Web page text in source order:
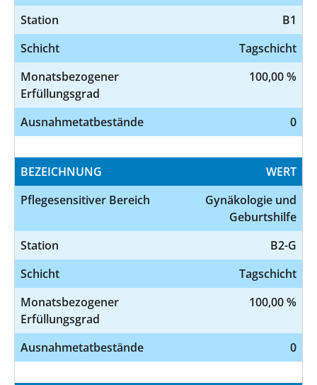
Station
B1
Schicht
Tagschicht
Monatsbezogener
Erfüllungsgrad
100,00 %
Ausnahmetatbestände 0
BEZEICHNUNG
WERT
Pflegesensitiver Bereich
Gynäkologie und
Geburtshilfe
Station
B2-G
Schicht
Tagschicht
Monatsbezogener
Erfüllungsgrad
100,00 %
Ausnahmetatbestände 0